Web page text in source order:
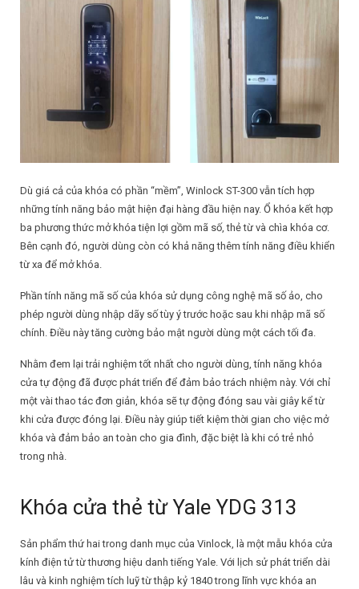
Dù giá cả của khóa có phần “mềm”, Winlock ST-300 vẫn tích hợp
những tính năng bảo mật hiện đại hàng đầu hiện nay. Ổ khóa kết hợp
ba phương thức mở khóa tiện lợi gồm mã số, thẻ từ và chìa khóa cơ.
Bên cạnh đó, người dùng còn có khả năng thêm tính năng điều khiển
từ xa để mở khóa.
Phần tính năng mã số của khóa sử dụng công nghệ mã số ảo, cho
phép người dùng nhập dãy số tùy ý trước hoặc sau khi nhập mã số
chính. Điều này tăng cường bảo mật người dùng một cách tối đa.
Nhằm đem lại trải nghiệm tốt nhất cho người dùng, tính năng khóa
cửa tự động đã được phát triển để đảm bảo trách nhiệm này. Với chỉ
một vài thao tác đơn giản, khóa sẽ tự động đóng sau vài giây kể từ
khi cửa được đóng lại. Điều này giúp tiết kiệm thời gian cho việc mở
khóa và đảm bảo an toàn cho gia đình, đặc biệt là khi có trẻ nhỏ
trong nhà.
Khóa cửa thẻ từ Yale YDG 313
Sản phẩm thứ hai trong danh mục của Vinlock, là một mẫu khóa cửa
kính điện tử từ thương hiệu danh tiếng Yale. Với lịch sử phát triển dài
lâu và kinh nghiệm tích luỹ từ thập kỷ 1840 trong lĩnh vực khóa an